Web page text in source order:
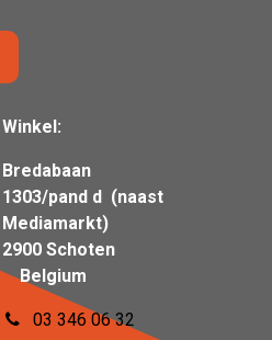
Winkel:
Bredabaan
1303/pand d (naast
Mediamarkt)
2900 Schoten
Belgium
03 346 06 32